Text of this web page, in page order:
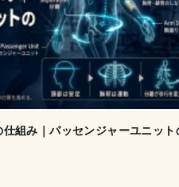
組み｜パッセンジャーユニット